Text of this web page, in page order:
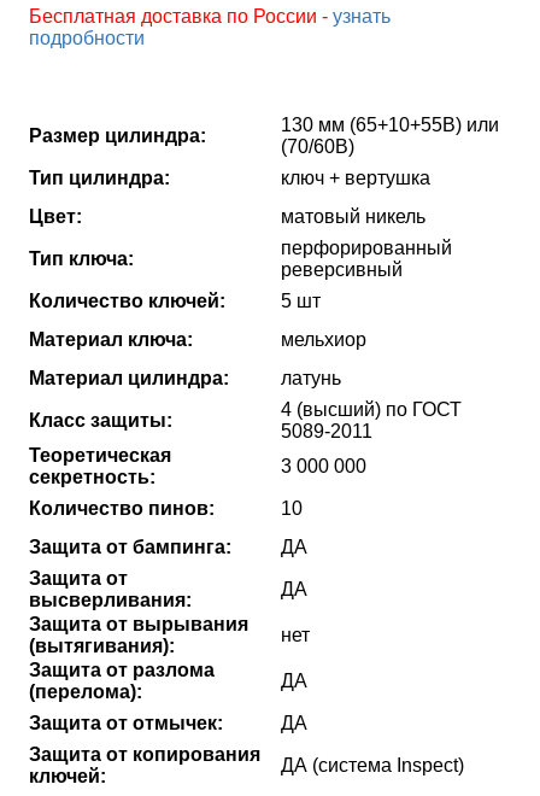
Бесплатная доставка по России -узнать
подробности
Размер цилиндра:
130 мм (65+10+55В) или
(70/60В)
Тип цилиндра:
ключ + вертушка
Цвет:
матовый никель
Тип ключа:
перфорированный
реверсивный
Количество ключей:
5 шт
Материал ключа:
мельхиор
Материал цилиндра:
латунь
Класс защиты:
4 (высший) по ГОСТ
5089-2011
Теоретическая
секретность:
3 000 000
Количество пинов:
10
Защита от бампинга:
ДА
Защита от
высверливания:
ДА
Защита от вырывания
(вытягивания):
нет
Защита от разлома
(перелома):
ДА
Защита от отмычек:
ДА
Защита от копирования
ключей:
ДА (система Inspect)